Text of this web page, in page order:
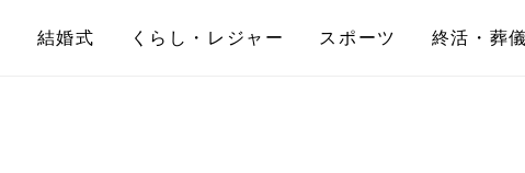
結婚式 くらし・レジャー スポーツ 終活・葬儀